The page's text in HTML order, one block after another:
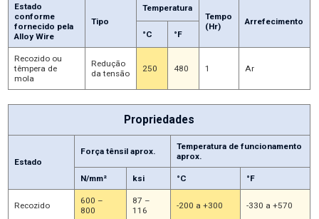
Estado
conforme
fornecido pela
Alloy Wire
Tipo
Temperatura
Tempo
(Hr)
Arrefecimento
°C
°F
Recozido ou
têmpera de
mola
Redução
da tensão
250 480 1 Ar
Propriedades
Estado
Força tênsil aprox.
Temperatura de funcionamento
aprox.
N/mm² ksi °C °F
Recozido
600 –
800
87 –
116
-200 a +300 -330 a +570